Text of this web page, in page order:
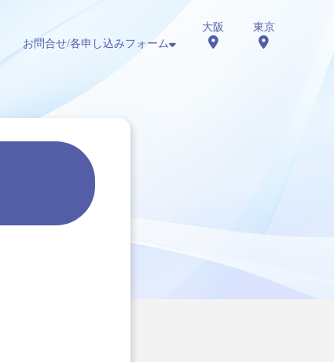
お問合せ/各申し込みフォーム
大阪 東京